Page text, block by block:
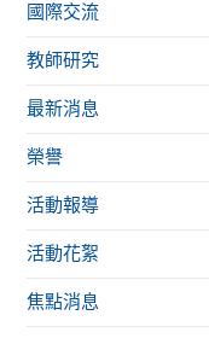
國際交流
教師研究
最新消息
榮譽
活動報導
活動花絮
焦點消息